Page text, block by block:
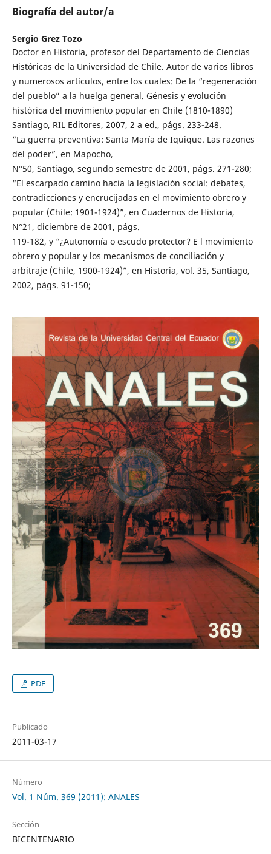
Biografía del autor/a
Sergio Grez Tozo
Doctor en Historia, profesor del Departamento de Ciencias
Históricas de la Universidad de Chile. Autor de varios libros
y numerosos artículos, entre los cuales: De la “regeneración
del pueblo” a la huelga general. Génesis y evolución
histórica del movimiento popular en Chile (1810-1890)
Santiago, RIL Editores, 2007, 2 a ed., págs. 233-248.
“La guerra preventiva: Santa María de Iquique. Las razones
del poder”, en Mapocho,
N°50, Santiago, segundo semestre de 2001, págs. 271-280;
“El escarpado camino hacia la legislación social: debates,
contradicciones y encrucijadas en el movimiento obrero y
popular (Chile: 1901-1924)”, en Cuadernos de Historia,
N°21, diciembre de 2001, págs.
119-182, y “¿Autonomía o escudo protector? E l movimiento
obrero y popular y los mecanismos de conciliación y
arbitraje (Chile, 1900-1924)”, en Historia, vol. 35, Santiago,
2002, págs. 91-150;
PDF
Publicado
2011-03-17
Número
Vol. 1 Núm. 369 (2011): ANALES
Sección
BICENTENARIO